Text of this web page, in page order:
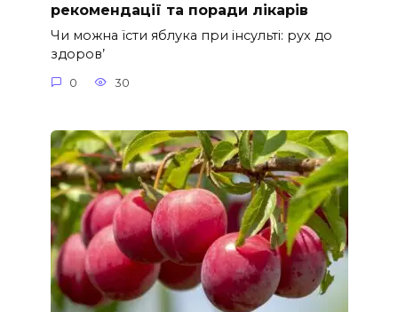
рекомендації та поради лікарів
Чи можна їсти яблука при інсульті: рух до
здоров’
0 30